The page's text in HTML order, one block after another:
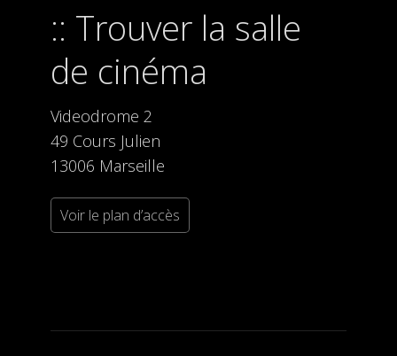
Trouver la salle
de cinéma
Videodrome 2
49 Cours Julien
13006 Marseille
Voir le plan d’accès